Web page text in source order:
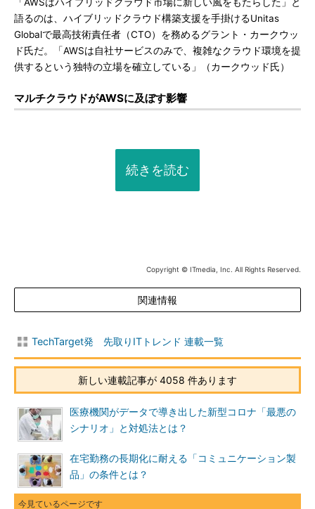
語るのは、ハイブリッドクラウド構築支援を手掛けるUnitas
Globalで最高技術責任者（CTO）を務めるグラント・カークウッ
ド氏だ。「AWSは自社サービスのみで、複雑なクラウド環境を提
供するという独特の立場を確立している」（カークウッド氏）
マルチクラウドがAWSに及ぼす影響
続きを読む
Copyright © ITmedia, Inc. All Rights Reserved.
関連情報
TechTarget発 先取りITトレンド 連載一覧
新しい連載記事が 4058 件あります
医療機関がデータで導き出した新型コロナ「最悪の
シナリオ」と対処法とは？
在宅勤務の長期化に耐える「コミュニケーション製
品」の条件とは？